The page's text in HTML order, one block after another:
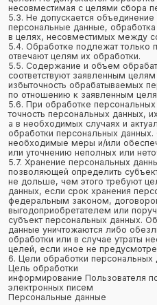
данных.
7.2. Обработка персональных данных
целей, предусмотренных
Федерации или законом, для
законодательством Российской
полномочий и обязанностей.
7.3. Обработка персональных данных
осуществления правосудия, исполнения
другого органа или должностного лица,
в соответствии с законодательством
об исполнительном производстве.
7.4. Обработка персональных данных
договора, стороной которого либо
поручителем по которому является
данных, а также для заключения договора
персональных данных или договора, по
персональных данных будет являться
поручителем.
7.5. Обработка персональных данных
осуществления прав и законных интересов
лиц либо для достижения общественно
условии, что при этом не нарушаются
персональных данных.
7.6. Осуществляется обработка
неограниченного круга лиц к которым
персональных данных либо по его
общедоступные персональные данные).
7.7. Осуществляется обработка
подлежащих опубликованию или
в соответствии с федеральным законом.
8. Порядок сбора, хранения, передачи и
персональных данных
Безопасность персональных данных,
Оператором, обеспечивается путем
организационных и технических мер,
выполнения в полном объеме требований
законодательства в области защиты
8.1. Оператор обеспечивает сохранность
и принимает все возможные меры,